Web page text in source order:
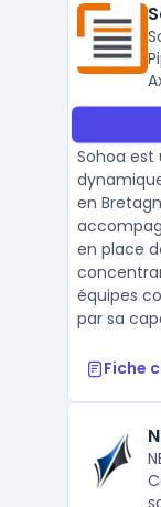
Sohoa est
en
en place
équipes
par sa
Fiche